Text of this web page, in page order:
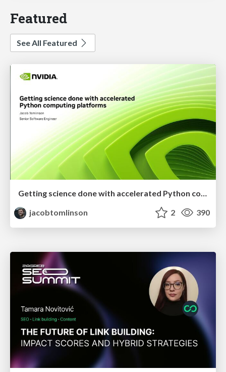
Featured
See All Featured
Getting science done with accelerated Python computing platforms
jacobtomlinson
2 390